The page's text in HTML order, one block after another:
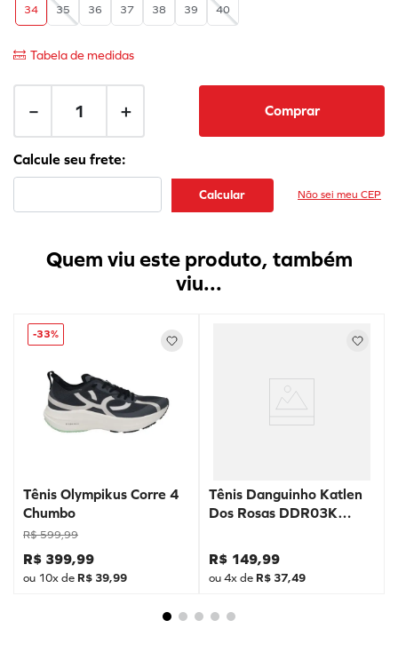
34 35 36 37 38 39 40
Tabela de medidas
＋
－ Comprar
Não sei meu CEP
Quem viu este produto, também
viu...
-33%
Tênis Olympikus Corre 4
Chumbo
R$ 599,99
R$ 399,99
ou 10x de R$ 39,99
Tênis Danguinho Katlen
Dos Rosas DDR03K
R$ 149,99
ou4x de R$ 37,49